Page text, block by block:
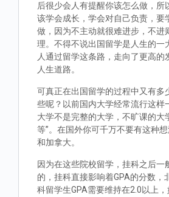
后很少会人有提醒你该怎么做，所
该学会成长，学会对自己负责，要
做，因为不主动就很难进步，不进
理。不得不说出国留学是人生的一
人通过留学这条路，走向了更高的
人生道路。
可真正在出国留学的过程中又有多
些呢？以前国内大学经常流行这样
大学不是完整的大学，不旷课的大
等”。在国外你可千万不要有这种
和加拿大。
因为在这些院校留学，挂科之后一
的，挂科直接影响着GPA的分数，
科留学生GPA需要维持在2.0以上，